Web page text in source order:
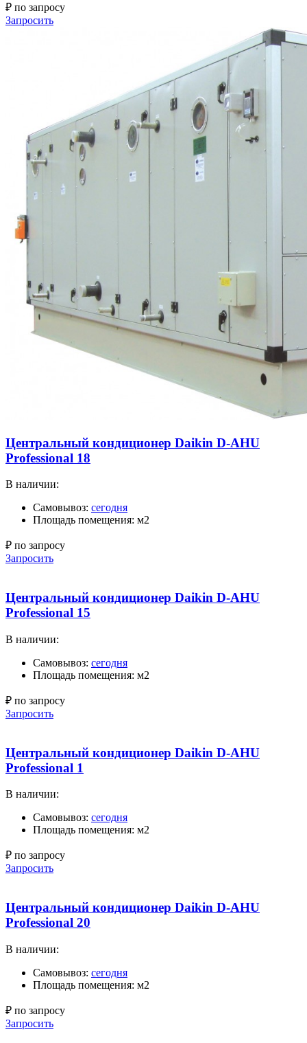
₽ по запросу
Запросить
Центральный кондиционер Daikin D-AHU
Professional 18
В наличии:
Самовывоз: сегодня
Площадь помещения: м2
₽ по запросу
Запросить
Центральный кондиционер Daikin D-AHU
Professional 15
В наличии:
Самовывоз: сегодня
Площадь помещения: м2
₽ по запросу
Запросить
Центральный кондиционер Daikin D-AHU
Professional 1
В наличии:
Самовывоз: сегодня
Площадь помещения: м2
₽ по запросу
Запросить
Центральный кондиционер Daikin D-AHU
Professional 20
В наличии:
Самовывоз: сегодня
Площадь помещения: м2
₽ по запросу
Запросить